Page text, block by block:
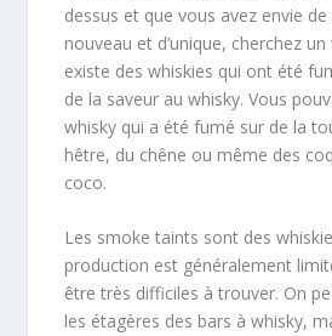
dessus et que vous avez envie
nouveau et d’unique, cherchez
existe des whiskies qui ont été
de la saveur au whisky. Vous
whisky qui a été fumé sur de la
hêtre, du chêne ou même des
coco.
Les smoke taints sont des
production est généralement
être très difficiles à trouver. On
les étagères des bars à whisky,